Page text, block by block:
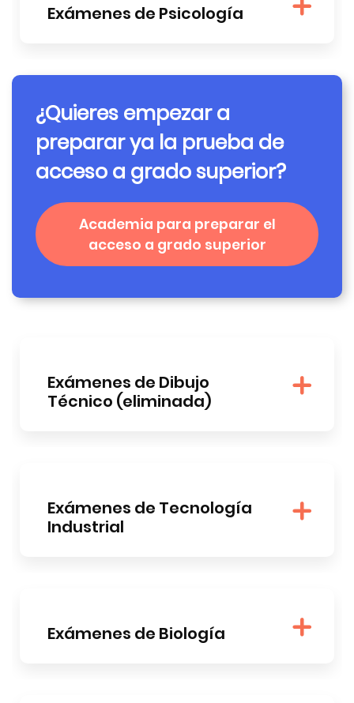
Exámenes de Psicología
¿Quieres empezar a
preparar ya la prueba de
acceso a grado superior?
Academia para preparar el
acceso a grado superior
Exámenes de Dibujo
Técnico (eliminada)
Exámenes de Tecnología
Industrial
Exámenes de Biología